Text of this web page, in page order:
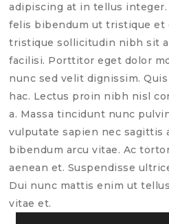
adipiscing at in tellus integer.
felis bibendum ut tristique et
tristique sollicitudin nibh sit
facilisi. Porttitor eget dolor
nunc sed velit dignissim.
hac. Lectus proin nibh nisl
a. Massa tincidunt nunc
vulputate sapien nec sagittis
bibendum arcu vitae. Ac
aenean et. Suspendisse
Dui nunc mattis enim ut
vitae et.